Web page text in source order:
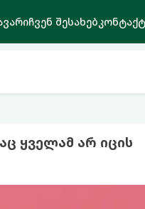
ჩვენ შესახებ
ყველამ არ იცის